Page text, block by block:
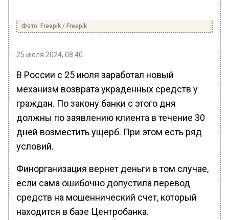
Фото: Freepik / Freepik
25 июля 2024, 08:40
В России с 25 июля заработал новый
механизм возврата украденных средств у
граждан. По закону банки с этого дня
должны по заявлению клиента в течение 30
дней возместить ущерб. При этом есть ряд
условий.
Финорганизация вернет деньги в том случае,
если сама ошибочно допустила перевод
средств на мошеннический счет, который
находится в базе Центробанка.